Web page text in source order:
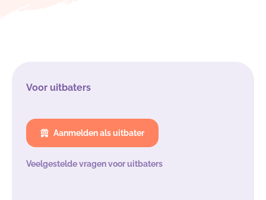
Voor uitbaters
Aanmelden als uitbater
Veelgestelde vragen voor uitbaters